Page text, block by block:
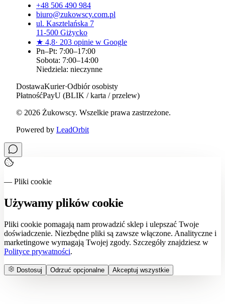
+48 506 490 984
biuro@zukowscy.com.pl
ul. Kasztelańska 7
11-500 Giżycko
★ 4,8· 203 opinie w Google
Pn–Pt: 7:00–17:00
Sobota: 7:00–14:00
Niedziela: nieczynne
DostawaKurier·Odbiór osobisty
PłatnośćPayU (BLIK / karta / przelew)
© 2026 Żukowscy. Wszelkie prawa zastrzeżone.
Powered by LeadOrbit
— Pliki cookie
Używamy plików cookie
Pliki cookie pomagają nam prowadzić sklep i ulepszać Twoje
doświadczenie. Niezbędne pliki są zawsze włączone. Analityczne i
marketingowe wymagają Twojej zgody. Szczegóły znajdziesz w
Polityce prywatności.
Dostosuj Odrzuć opcjonalne Akceptuj wszystkie